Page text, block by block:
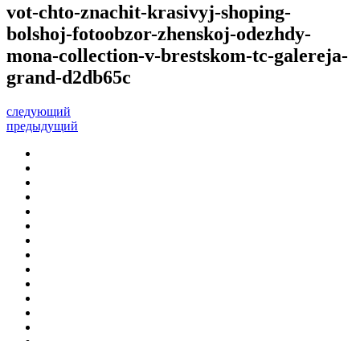
vot-chto-znachit-krasivyj-shoping-
bolshoj-fotoobzor-zhenskoj-odezhdy-
mona-collection-v-brestskom-tc-galereja-
grand-d2db65c
следующий
предыдущий